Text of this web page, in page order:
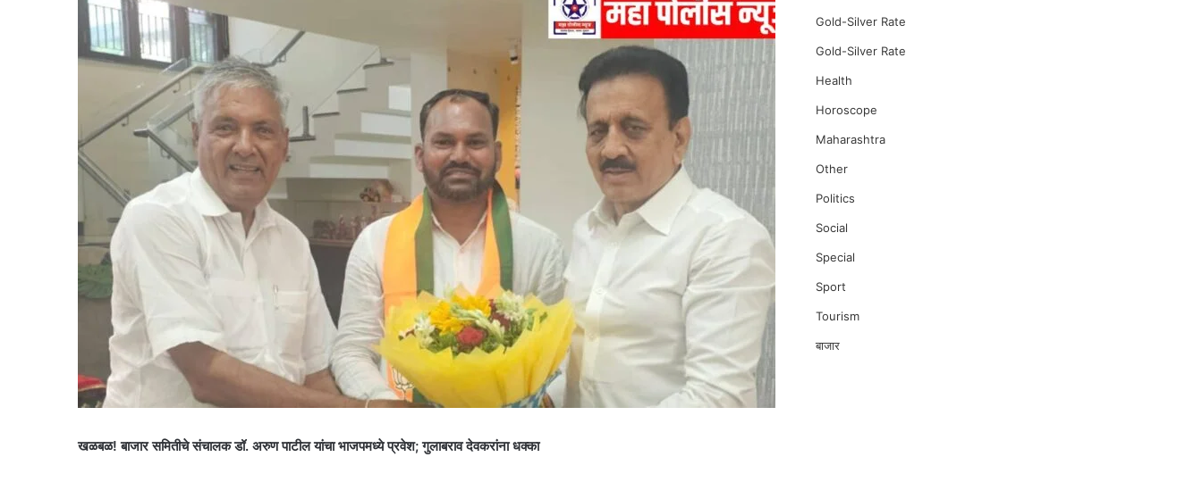
खळबळ! बाजार समितीचे संचालक डॉ. अरुण पाटील यांचा भाजपमध्ये प्रवेश; गुलाबराव देवकरांना धक्का
Gold-Silver Rate
Gold-Silver Rate
Health
Horoscope
Maharashtra
Other
Politics
Social
Special
Sport
Tourism
बाजार